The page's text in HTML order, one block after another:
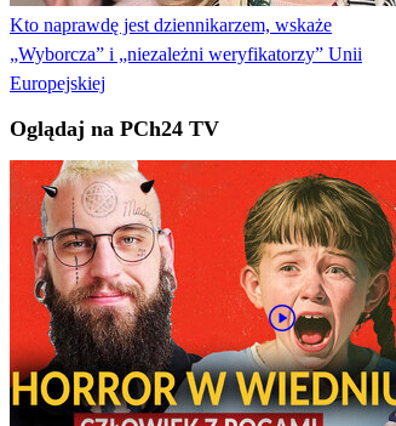
Kto naprawdę jest dziennikarzem, wskaże
„Wyborcza” i „niezależni weryfikatorzy” Unii
Europejskiej
Oglądaj na PCh24 TV